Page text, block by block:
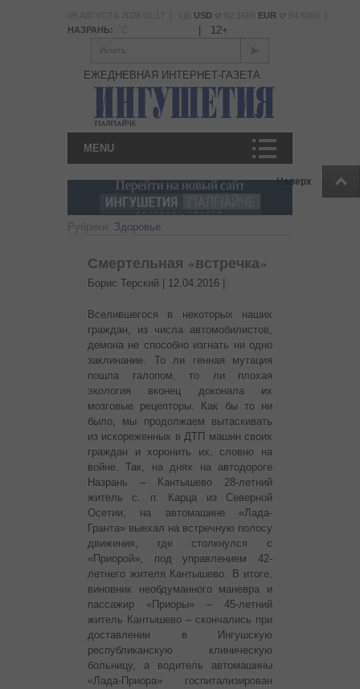
Наверх
USD EUR
НАЗРАНЬ:
12+
Искать
ЕЖЕДНЕВНАЯ ИНТЕРНЕТ-ГАЗЕТА
MENU
Рубрики: Здоровье
Смертельная «встречка»
Борис Терский | 12.04.2016
Вселившегося в некоторых наших
граждан, из числа автомобилистов,
демона не способно изгнать ни одно
заклинание. То ли генная мутация
пошла галопом, то ли плохая
экология вконец доконала их
мозговые рецепторы. Как бы то ни
было, мы продолжаем вытаскивать
из искореженных в ДТП машин своих
граждан и хоронить их, словно на
войне.
Так, на днях на автодороге
Назрань – Кантышево 28-летний
житель с. п. Карца из Северной
Осетии, на автомашине «Лада-
Гранта» выехал на встречную полосу
движения, где столкнулся с
«Приорой», под управлением 42-
летнего жителя Кантышево. В итоге,
виновник необдуманного маневра и
пассажир «Приоры» – 45-летний
житель Кантышево – скончались при
доставлении в Ингушскую
республиканскую клиническую
больницу, а водитель автомашины
«Лада-Приора» госпитализирован